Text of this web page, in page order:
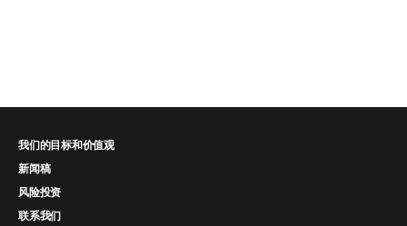
我们的目标和价值观
新闻稿
风险投资
联系我们